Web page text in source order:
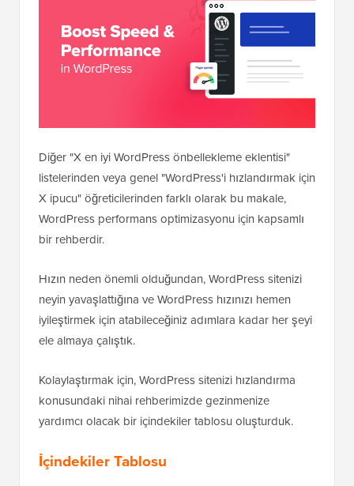
Diğer "X en iyi WordPress önbellekleme eklentisi"
listelerinden veya genel "WordPress'i hızlandırmak için
X ipucu" öğreticilerinden farklı olarak bu makale,
WordPress performans optimizasyonu için kapsamlı
bir rehberdir.
Hızın neden önemli olduğundan, WordPress sitenizi
neyin yavaşlattığına ve WordPress hızınızı hemen
iyileştirmek için atabileceğiniz adımlara kadar her şeyi
ele almaya çalıştık.
Kolaylaştırmak için, WordPress sitenizi hızlandırma
konusundaki nihai rehberimizde gezinmenize
yardımcı olacak bir içindekiler tablosu oluşturduk.
İçindekiler Tablosu